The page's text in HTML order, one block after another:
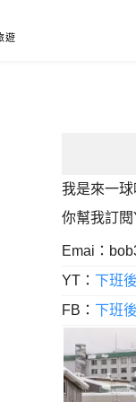
遊
我是來一
你幫我訂
Emai：
YT：下班
FB：下班